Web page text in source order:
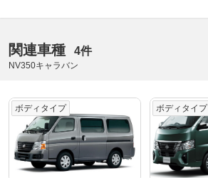
関連車種 4件
NV350キャラバン
ボディタイプ ボディタイプ